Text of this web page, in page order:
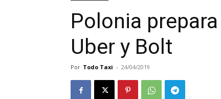
Polonia
Uber y Bolt
Por Todo Taxi - 24/04/2019